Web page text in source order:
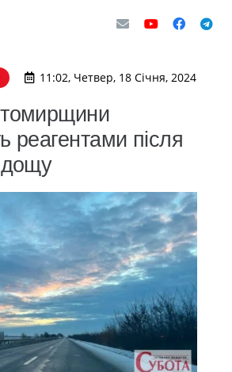
11:02, Четвер, 18 Січня, 2024
реагентами після
дощу